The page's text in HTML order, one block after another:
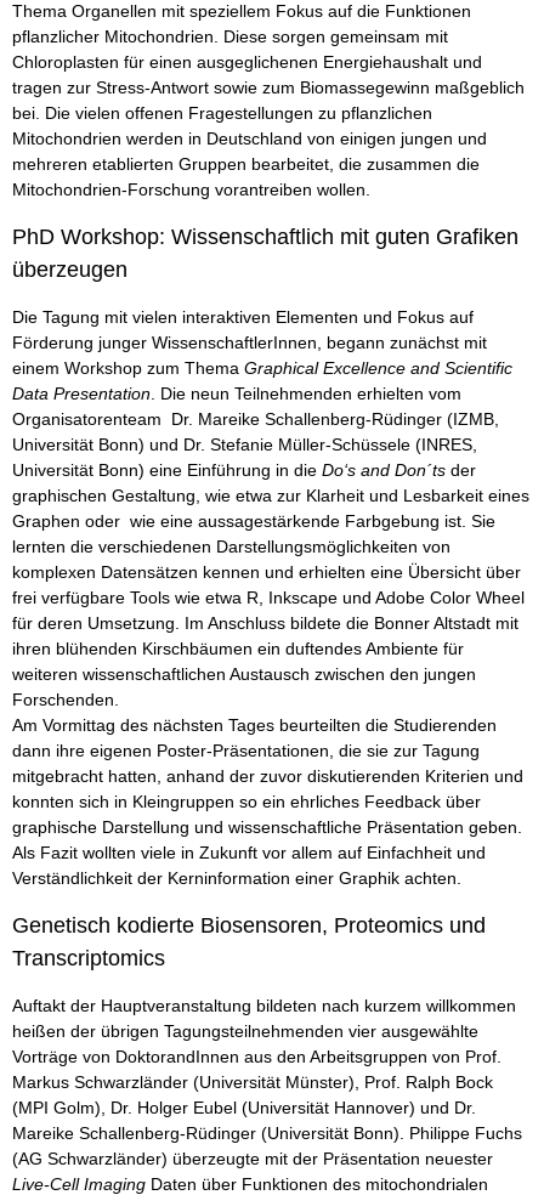
Thema Organellen mit speziellem Fokus auf die Funktionen
pflanzlicher Mitochondrien. Diese sorgen gemeinsam mit
Chloroplasten für einen ausgeglichenen Energiehaushalt und
tragen zur Stress-Antwort sowie zum Biomassegewinn maßgeblich
bei. Die vielen offenen Fragestellungen zu pflanzlichen
Mitochondrien werden in Deutschland von einigen jungen und
mehreren etablierten Gruppen bearbeitet, die zusammen die
Mitochondrien-Forschung vorantreiben wollen.
PhD Workshop: Wissenschaftlich mit guten Grafiken
überzeugen
Die Tagung mit vielen interaktiven Elementen und Fokus auf
Förderung junger WissenschaftlerInnen, begann zunächst mit
einem Workshop zum Thema Graphical Excellence and Scientific
Data Presentation . Die neun Teilnehmenden erhielten vom
Organisatorenteam Dr. Mareike Schallenberg-Rüdinger (IZMB,
Universität Bonn) und Dr. Stefanie Müller-Schüssele (INRES,
Universität Bonn) eine Einführung in die Do‘s and Don´ts der
graphischen Gestaltung, wie etwa zur Klarheit und Lesbarkeit eines
Graphen oder wie eine aussagestärkende Farbgebung ist. Sie
lernten die verschiedenen Darstellungsmöglichkeiten von
komplexen Datensätzen kennen und erhielten eine Übersicht über
frei verfügbare Tools wie etwa R, Inkscape und Adobe Color Wheel
für deren Umsetzung. Im Anschluss bildete die Bonner Altstadt mit
ihren blühenden Kirschbäumen ein duftendes Ambiente für
weiteren wissenschaftlichen Austausch zwischen den jungen
Forschenden.
Am Vormittag des nächsten Tages beurteilten die Studierenden
dann ihre eigenen Poster-Präsentationen, die sie zur Tagung
mitgebracht hatten, anhand der zuvor diskutierenden Kriterien und
konnten sich in Kleingruppen so ein ehrliches Feedback über
graphische Darstellung und wissenschaftliche Präsentation geben.
Als Fazit wollten viele in Zukunft vor allem auf Einfachheit und
Verständlichkeit der Kerninformation einer Graphik achten.
Genetisch kodierte Biosensoren, Proteomics und
Transcriptomics
Auftakt der Hauptveranstaltung bildeten nach kurzem willkommen
heißen der übrigen Tagungsteilnehmenden vier ausgewählte
Vorträge von DoktorandInnen aus den Arbeitsgruppen von Prof.
Markus Schwarzländer (Universität Münster), Prof. Ralph Bock
(MPI Golm), Dr. Holger Eubel (Universität Hannover) und Dr.
Mareike Schallenberg-Rüdinger (Universität Bonn). Philippe Fuchs
(AG Schwarzländer) überzeugte mit der Präsentation neuester
Live-Cell Imaging Daten über Funktionen des mitochondrialen